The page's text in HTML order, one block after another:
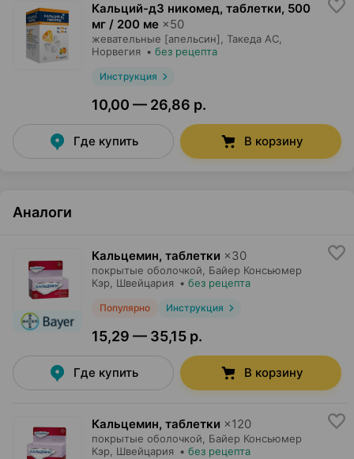
Кальций-д3 никомед, таблетки, 500
мг / 200 ме ×50
жевательные [апельсин], Такеда АС,
Норвегия • без рецепта
Инструкция
10,00 — 26,86 р.
Где купить В корзину
Аналоги
Кальцемин, таблетки ×30
покрытые оболочкой, Байер Консьюмер
Кэр, Швейцария • без рецепта
Популярно Инструкция
15,29 — 35,15 р.
Где купить В корзину
Кальцемин, таблетки ×120
покрытые оболочкой, Байер Консьюмер
Кэр, Швейцария • без рецепта